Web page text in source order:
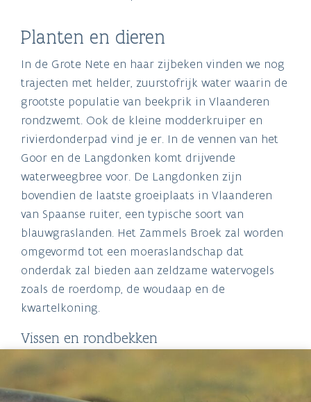
Planten en dieren
In de Grote Nete en haar zijbeken vinden we nog
trajecten met helder, zuurstofrijk water waarin de
grootste populatie van beekprik in Vlaanderen
rondzwemt. Ook de kleine modderkruiper en
rivierdonderpad vind je er. In de vennen van het
Goor en de Langdonken komt drijvende
waterweegbree voor. De Langdonken zijn
bovendien de laatste groeiplaats in Vlaanderen
van Spaanse ruiter, een typische soort van
blauwgraslanden. Het Zammels Broek zal worden
omgevormd tot een moeraslandschap dat
onderdak zal bieden aan zeldzame watervogels
zoals de roerdomp, de woudaap en de
kwartelkoning.
Vissen en rondbekken